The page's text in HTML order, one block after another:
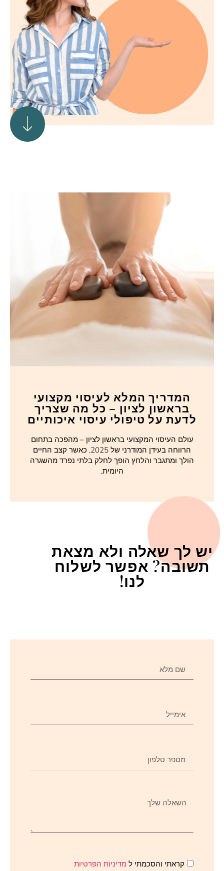
המדריך המלא לעיסוי מקצועי
בראשון לציון – כל מה שצריך
לדעת על טיפולי עיסוי איכותיים
עולם העיסוי המקצועי בראשון לציון – מהפכה בתחום
הרווחה בעידן המודרני של 2025, כאשר קצב החיים
הולך ומתגבר והלחץ הופך לחלק בלתי נפרד מהשגרה
היומית,
יש לך שאלה ולא מצאת
תשובה? אפשר לשלוח
לנו!
קראתי והסכמתי ל מדיניות הפרטיות